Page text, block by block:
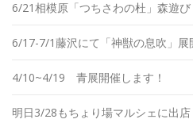
6/21相模原「つちさわの杜」森遊び
6/17-7/1藤沢にて「神獣の息吹」展
4/10~4/19 青展開催します！
明日3/28もちょり場マルシェに出店